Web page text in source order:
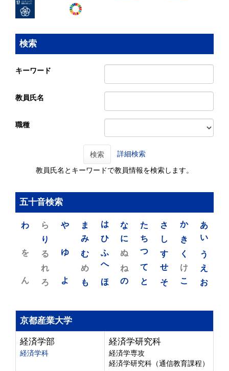
検索
キーワード
教員氏名
職種
検索 詳細検索
教員氏名とキーワードで教員情報を検索します。
五十音検索
あ
い
う
え
お
か
き
く
け
こ
さ
し
す
せ
そ
た
ち
つ
て
と
な
に
ぬ
ね
の
は
ひ
ふ
へ
ほ
ま
み
む
め
も
や
ゆ
よ
ら
り
る
れ
ろ
わ
を
ん
京都産業大学
経済学部
経済学科
経済学研究科
経済学専攻
経済学研究科（通信教育課程）